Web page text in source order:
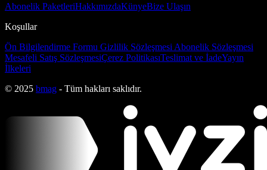
Abonelik PaketleriHakkımızdaKünyeBize Ulaşın
Koşullar
Ön Bilgilendirme Formu Gizlilik Sözleşmesi Abonelik Sözleşmesi
Mesafeli Satış SözleşmesiÇerez PolitikasıTeslimat ve İadeYayın
İlkeleri
© 2025 bmag - Tüm hakları saklıdır.